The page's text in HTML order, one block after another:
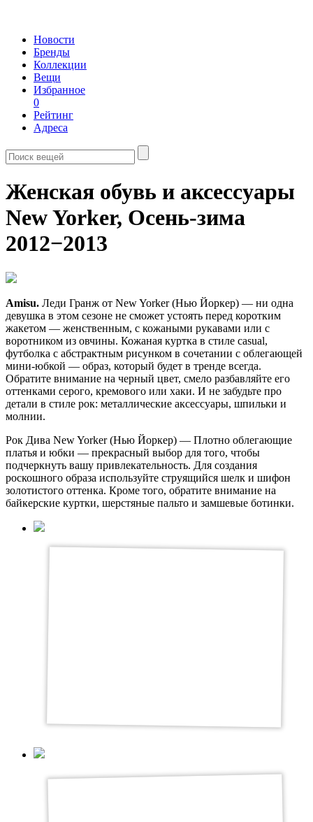
Новости
Бренды
Коллекции
Вещи
Избранное
0
Рейтинг
Адреса
Женская обувь и аксессуары
New Yorker, Осень-зима
2012−2013
Amisu. Леди Гранж от New Yorker (Нью Йоркер) — ни одна
девушка в этом сезоне не сможет устоять перед коротким
жакетом — женственным, с кожаными рукавами или с
воротником из овчины. Кожаная куртка в стиле casual,
футболка с абстрактным рисунком в сочетании с облегающей
мини-юбкой — образ, который будет в тренде всегда.
Обратите внимание на черный цвет, смело разбавляйте его
оттенками серого, кремового или хаки. И не забудьте про
детали в стиле рок: металлические аксессуары, шпильки и
молнии.
Рок Дива New Yorker (Нью Йоркер) — Плотно облегающие
платья и юбки — прекрасный выбор для того, чтобы
подчеркнуть вашу привлекательность. Для создания
роскошного образа используйте струящийся шелк и шифон
золотистого оттенка. Кроме того, обратите внимание на
байкерские куртки, шерстяные пальто и замшевые ботинки.